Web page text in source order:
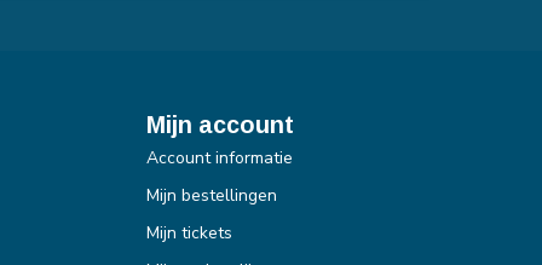
Mijn account
Account informatie
Mijn bestellingen
Mijn tickets